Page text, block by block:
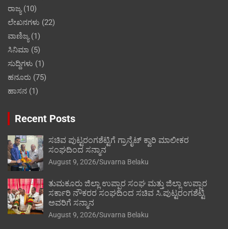
ರಾಜ್ಯ(10)
ಲೇಖನಗಳು (22)
ವಾಣಿಜ್ಯ(1)
ಸಿನಿಮಾ (5)
ಸುದ್ದಿಗಳು (1)
ಹನೂರು (75)
ಹಾಸನ (1)
Recent Posts
ಸಚಿವ ಪುಟ್ಟರಂಗಶೆಟ್ಟಿಗೆ ಗ್ರಾನೈಟ್ ಕ್ವಾರಿ ಮಾಲೀಕರ
ಸಂಘದಿಂದ ಸನ್ಮಾನ
August 9, 2026 Suvarna Belaku
ತುಮಕೂರು ಜಿಲ್ಲಾ ಉಪ್ಪಾರ ಸಂಘ ಮತ್ತು ಜಿಲ್ಲಾ ಉಪ್ಪಾರ
ಸರ್ಕಾರಿ ನೌಕರರ ಸಂಘದಿಂದ ಸಚಿವ ಸಿ.ಪುಟ್ಟರಂಗಶೆಟ್ಟಿ
ಅವರಿಗೆ ಸನ್ಮಾನ
August 9, 2026 Suvarna Belaku